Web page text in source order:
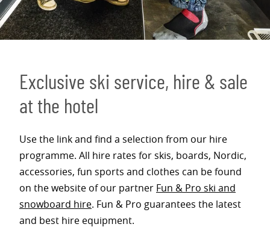
Exclusive ski service, hire & sale
at the hotel
Use the link and find a selection from our hire
programme. All hire rates for skis, boards, Nordic,
accessories, fun sports and clothes can be found
on the website of our partner Fun & Pro ski and
snowboard hire. Fun & Pro guarantees the latest
and best hire equipment.